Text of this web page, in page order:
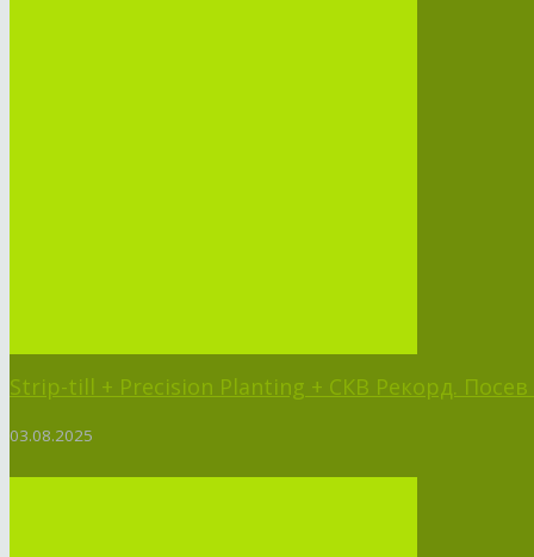
Strip-till + Precision Planting + СКВ Рекорд.
03.08.2025